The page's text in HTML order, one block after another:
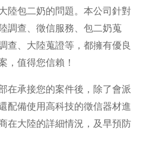
陸包二奶的問題。本公司針對
調查、徵信服務、包二奶蒐
查、大陸蒐證等，都擁有優良
，值得您信賴！
在承接您的案件後，除了會派
配備使用高科技的徵信器材進
在大陸的詳細情況，及早預防